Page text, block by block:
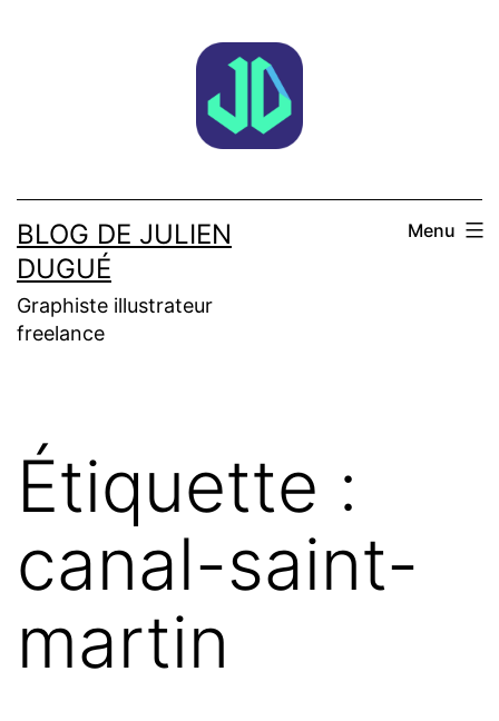
BLOG DE JULIEN
DUGUÉ
Graphiste illustrateur
freelance
Menu
Étiquette :
canal-saint-
martin